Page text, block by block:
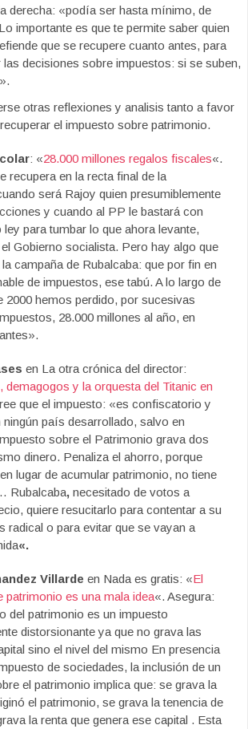
derecha: «podía ser hasta mínimo, de
importante es que te permite saber quien
que se recupere cuanto antes, para
decisiones sobre impuestos: si se suben,
otras reflexiones y analisis tanto a favor
el impuesto sobre patrimonio.
: «28.000 millones regalos fiscales«.
recupera en la recta final de la
será Rajoy quien presumiblemente
y cuando al PP le bastará con
para tumbar lo que ahora levante,
Gobierno socialista. Pero hay algo que
campaña de Rubalcaba: que por fin en
de impuestos, ese tabú. A lo largo de
2000 hemos perdido, por sucesivas
28.000 millones al año, en
en La otra crónica del director:
demagogos y la orquesta del Titanic en
que el impuesto: «es confiscatorio y
ningún país desarrollado, salvo en
sobre el Patrimonio grava dos
dinero. Penaliza el ahorro, porque
lugar de acumular patrimonio, no tiene
Rubalcaba, necesitado de votos a
quiere resucitarlo para contentar a su
radical o para evitar que se vayan a
«.
Villarde en Nada es gratis: «El
patrimonio es una mala idea«. Asegura:
del patrimonio es un impuesto
distorsionante ya que no grava las
sino el nivel del mismo En presencia
de sociedades, la inclusión de un
el patrimonio implica que: se grava la
el patrimonio, se grava la tenencia de
la renta que genera ese capital . Esta